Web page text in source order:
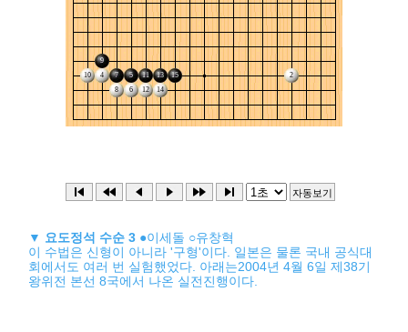
▼ 요도정석 수순 3 ●이세돌 ○유창혁
이 수법은 신형이 아니라 '구형'이다. 일본은 물론 국내 공식대
회에서도 여러 번 실험했었다. 아래는2004년 4월 6일 제38기
왕위전 본선 8국에서 나온 실전진행이다.